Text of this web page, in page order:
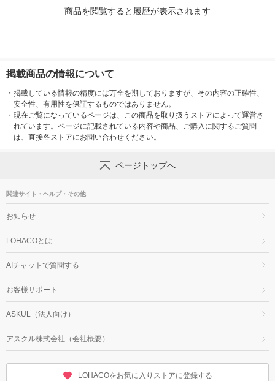
商品を閲覧すると履歴が表示されます
掲載商品の情報について
・ 掲載している情報の精度には万全を期しておりますが、その内容の正確性、
安全性、有用性を保証するものではありません。
・ 現在ご覧になっているページは、この商品を取り扱うストアによって運営さ
れています。ページに記載されている内容や商品、ご購入に関するご質問
は、直接各ストアにお問い合わせください。
ページトップへ
関連サイト・ヘルプ・その他
お知らせ
LOHACOとは
AIチャットで質問する
お客様サポート
ASKUL（法人向け）
アスクル株式会社（会社概要）
LOHACOをお気に入りストアに登録する